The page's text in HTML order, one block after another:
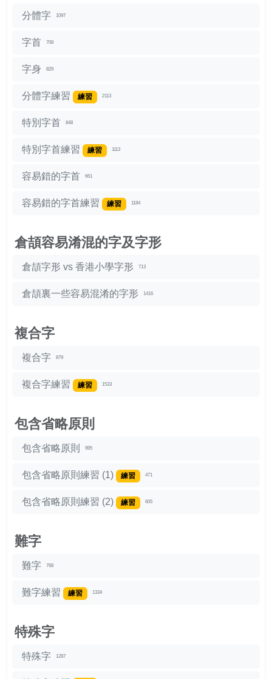
分體字 1097
字首 708
字身 829
分體字練習 練習 2113
特別字首 848
特別字首練習 練習 1113
容易錯的字首 661
容易錯的字首練習 練習 1184
倉頡容易淆混的字及字形
倉頡字形 vs 香港小學字形 713
倉頡裏一些容易混淆的字形 1416
複合字
複合字 879
複合字練習 練習 1533
包含省略原則
包含省略原則 995
包含省略原則練習 (1) 練習 471
包含省略原則練習 (2) 練習 605
難字
難字 768
難字練習 練習 1334
特殊字
特殊字 1287